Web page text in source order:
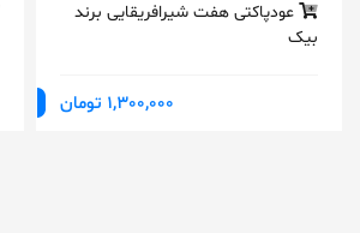
عودپاکتی هفت شیرافریقایی برند
بیک
1,300,000 تومان